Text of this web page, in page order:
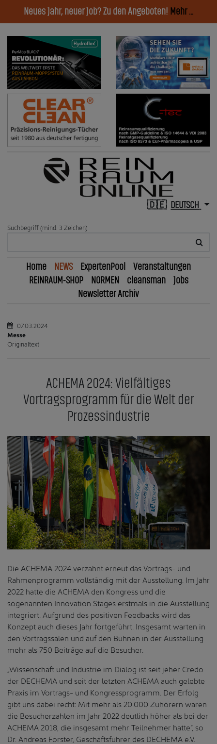
Neues Jahr, neuer Job? Zu den Angeboten! Mehr ...
DEUTSCH
Suchbegriff (mind. 3 Zeichen)
Home NEWS ExpertenPool
Veranstaltungen
REINRAUM-SHOP
NORMEN cleansman
Jobs
Newsletter Archiv
07.03.2024
Messe
Originaltext
ACHEMA 2024: Vielfältiges
Vortragsprogramm für die Welt der
Prozessindustrie
Die ACHEMA 2024 verzahnt erneut das Vortrags- und
Rahmenprogramm vollständig mit der Ausstellung. Im Jahr
2022 hatte die ACHEMA den Kongress und die
sogenannten Innovation Stages erstmals in die Ausstellung
integriert. Aufgrund des positiven Feedbacks wird das
Konzept auch dieses Jahr fortgeführt. Insgesamt warten in
den Vortragssälen und auf den Bühnen in der Ausstellung
mehr als 750 Beiträge auf die Besucher.
„Wissenschaft und Industrie im Dialog ist seit jeher Credo
der DECHEMA und seit der letzten ACHEMA auch gelebte
Praxis im Vortrags- und Kongressprogramm. Der Erfolg
gibt uns dabei recht: Mit mehr als 20.000 Zuhörern waren
die Besucherzahlen im Jahr 2022 deutlich höher als bei der
ACHEMA 2018, die insgesamt mehr Teilnehmer hatte“, so
Dr. Andreas Förster, Geschäftsführer des DECHEMA e.V.